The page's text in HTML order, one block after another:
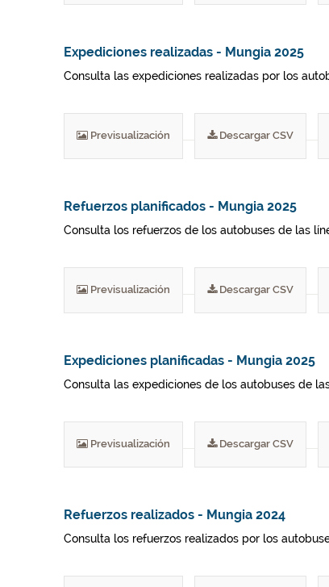
Expediciones realizadas - Mungia 2025
Consulta las expediciones realizadas por los
Previsualización Descargar CSV
Refuerzos planificados - Mungia 2025
Consulta los refuerzos de los autobuses de las
Previsualización Descargar CSV
Expediciones planificadas - Mungia 2025
Consulta las expediciones de los autobuses de
Previsualización Descargar CSV
Refuerzos realizados - Mungia 2024
Consulta los refuerzos realizados por los